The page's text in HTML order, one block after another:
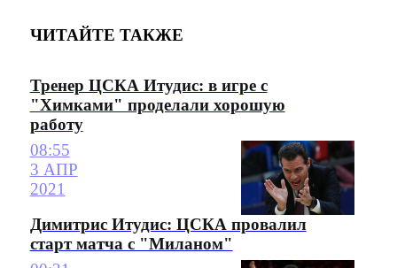
ЧИТАЙТЕ ТАКЖЕ
Тренер ЦСКА Итудис: в игре с
"Химками" проделали хорошую
работу
08:55
3 АПР
2021
Димитрис Итудис: ЦСКА провалил
старт матча с "Миланом"